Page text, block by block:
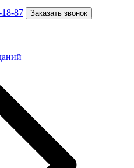
87 Заказать звонок